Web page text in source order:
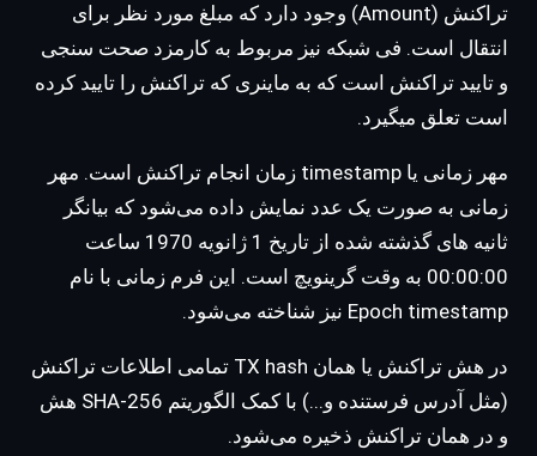
تراکنش (Amount) وجود دارد که مبلغ مورد نظر برای
انتقال است. فی شبکه نیز مربوط به کارمزد صحت سنجی
و تایید تراکنش است که به ماینری که تراکنش را تایید کرده
است تعلق میگیرد.
مهر زمانی یا timestamp زمان انجام تراکنش است. مهر
زمانی به صورت یک عدد نمایش داده می‌شود که بیانگر
ثانیه های گذشته شده از تاریخ 1 ژانویه 1970 ساعت
00:00:00 به وقت گرینویچ است. این فرم زمانی با نام
Epoch timestamp نیز شناخته می‌شود.
در هش تراکنش یا همان TX hash تمامی اطلاعات تراکنش
(مثل آدرس فرستنده و...) با کمک الگوریتم SHA-256 هش
و در همان تراکنش ذخیره می‌شود.